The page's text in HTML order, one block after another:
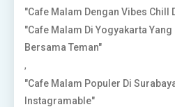
"Cafe Malam Dengan Vibes Chill
"Cafe Malam Di Yogyakarta
Bersama Teman"
,
"Cafe Malam Populer Di
Instagramable"